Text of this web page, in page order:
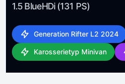
1.5 BlueHDi (131 PS)
Generation Rifter L2 2024
Karosserietyp Minivan